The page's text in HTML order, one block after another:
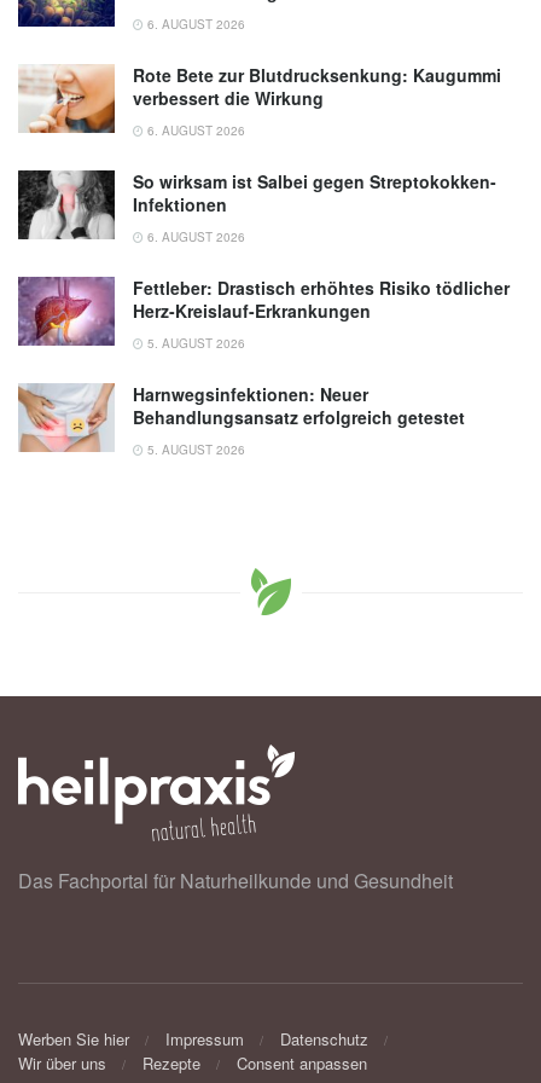
6. AUGUST 2026
Rote Bete zur Blutdrucksenkung: Kaugummi
verbessert die Wirkung
6. AUGUST 2026
So wirksam ist Salbei gegen Streptokokken-
Infektionen
6. AUGUST 2026
Fettleber: Drastisch erhöhtes Risiko tödlicher
Herz-Kreislauf-Erkrankungen
5. AUGUST 2026
Harnwegsinfektionen: Neuer
Behandlungsansatz erfolgreich getestet
5. AUGUST 2026
Das Fachportal für Naturheilkunde und Gesundheit
Werben Sie hier Impressum
Datenschutz
Wir über uns
Rezepte Consent anpassen